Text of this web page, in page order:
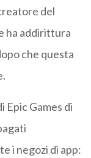
del
ha addirittura
che questa
Epic Games di
i negozi di app: